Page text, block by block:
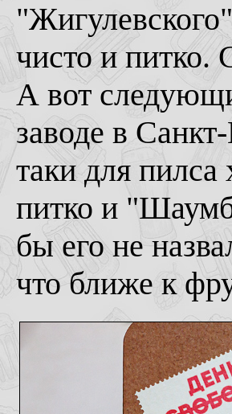
чисто и питко.
А вот
заводе в
таки для пилса
питко и
бы его не
что ближе к